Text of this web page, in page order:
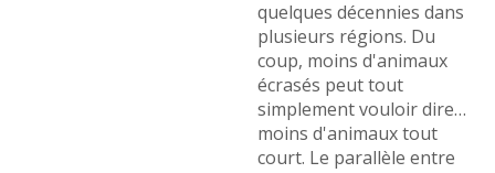
quelques décennies dans
plusieurs régions. Du
coup, moins d'animaux
écrasés peut tout
simplement vouloir dire…
moins d'animaux tout
court. Le parallèle entre